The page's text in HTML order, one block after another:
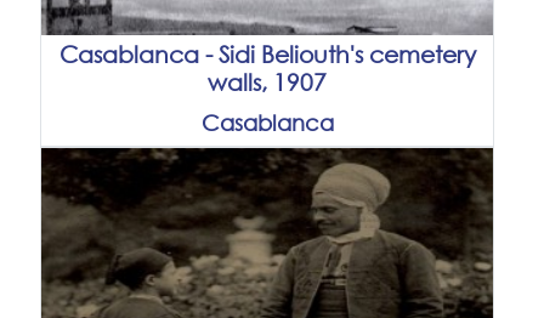
Casablanca - Sidi Beliouth's cemetery
walls, 1907
Casablanca